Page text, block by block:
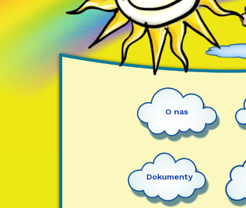
O nas
Dokumenty